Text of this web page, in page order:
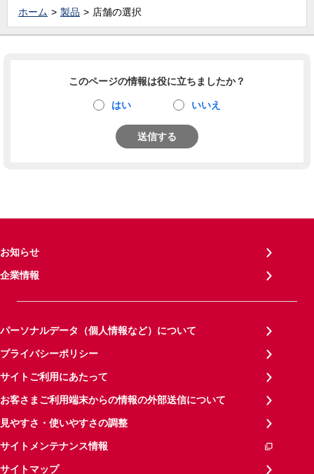
ホーム 製品 店舗の選択
このページの情報は役に立ちましたか？
はい いいえ
送信する
お知らせ
企業情報
パーソナルデータ（個人情報など）について
プライバシーポリシー
サイトご利用にあたって
お客さまご利用端末からの情報の外部送信について
見やすさ・使いやすさの調整
サイトメンテナンス情報
サイトマップ